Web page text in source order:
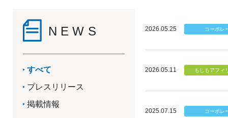
NEWS
すべて
プレスリリース
掲載情報
2026.05.25
2026.05.11
2025.07.15